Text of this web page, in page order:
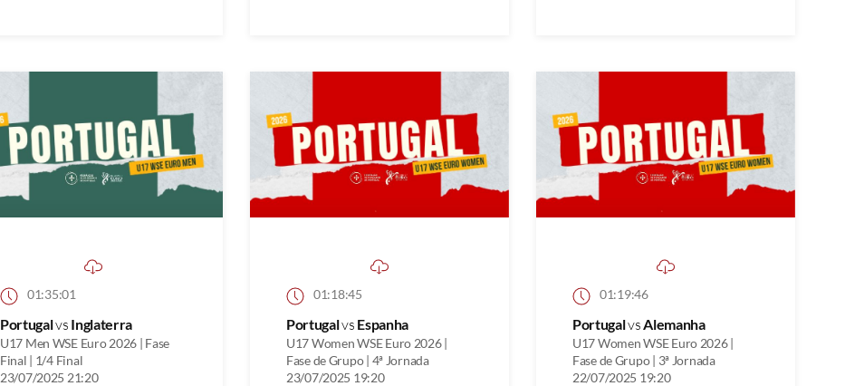
01:35:01
Portugalvs Inglaterra
U17 Men WSE Euro 2026 | Fase
Final | 1/4 Final
23/07/2025 21:20
01:18:45
Portugalvs Espanha
U17 Women WSE Euro 2026 |
Fase de Grupo | 4ª Jornada
23/07/2025 19:20
01:19:46
PortugalvsAlemanha
U17 Women WSE Euro 2026 |
Fase de Grupo | 3ª Jornada
22/07/2025 19:20